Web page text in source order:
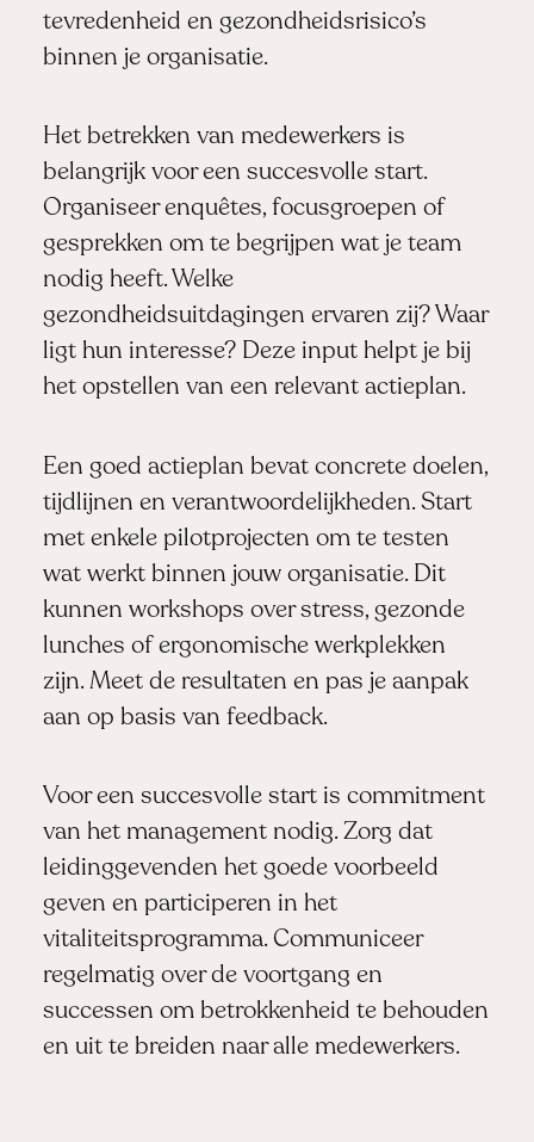
tevredenheid en gezondheidsrisico’s
binnen je organisatie.
Het betrekken van medewerkers is
belangrijk voor een succesvolle start.
Organiseer enquêtes, focusgroepen of
gesprekken om te begrijpen wat je team
nodig heeft. Welke
gezondheidsuitdagingen ervaren zij? Waar
ligt hun interesse? Deze input helpt je bij
het opstellen van een relevant actieplan.
Een goed actieplan bevat concrete doelen,
tijdlijnen en verantwoordelijkheden. Start
met enkele pilotprojecten om te testen
wat werkt binnen jouw organisatie. Dit
kunnen workshops over stress, gezonde
lunches of ergonomische werkplekken
zijn. Meet de resultaten en pas je aanpak
aan op basis van feedback.
Voor een succesvolle start is commitment
van het management nodig. Zorg dat
leidinggevenden het goede voorbeeld
geven en participeren in het
vitaliteitsprogramma. Communiceer
regelmatig over de voortgang en
successen om betrokkenheid te behouden
en uit te breiden naar alle medewerkers.